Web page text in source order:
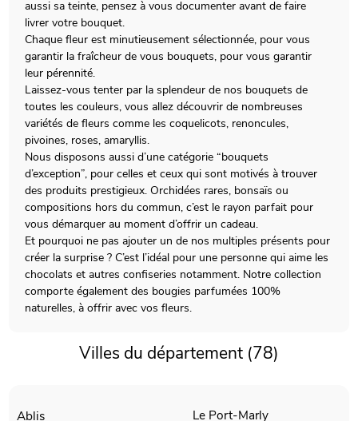
aussi sa teinte, pensez à vous documenter avant de faire
livrer votre bouquet.
Chaque fleur est minutieusement sélectionnée, pour vous
garantir la fraîcheur de vous bouquets, pour vous garantir
leur pérennité.
Laissez-vous tenter par la splendeur de nos bouquets de
toutes les couleurs, vous allez découvrir de nombreuses
variétés de fleurs comme les coquelicots, renoncules,
pivoines, roses, amaryllis.
Nous disposons aussi d’une catégorie “bouquets
d’exception”, pour celles et ceux qui sont motivés à trouver
des produits prestigieux. Orchidées rares, bonsaïs ou
compositions hors du commun, c’est le rayon parfait pour
vous démarquer au moment d’offrir un cadeau.
Et pourquoi ne pas ajouter un de nos multiples présents pour
créer la surprise ? C’est l’idéal pour une personne qui aime les
chocolats et autres confiseries notamment. Notre collection
comporte également des bougies parfumées 100%
naturelles, à offrir avec vos fleurs.
Villes du département (78)
Ablis Le Port-Marly